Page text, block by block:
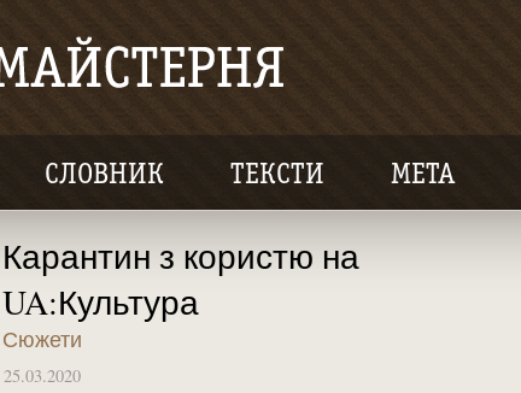
СЛОВНИК ТЕКСТИ МЕТА
Карантин з користю на
UA:Культура
Сюжети
25.03.2020